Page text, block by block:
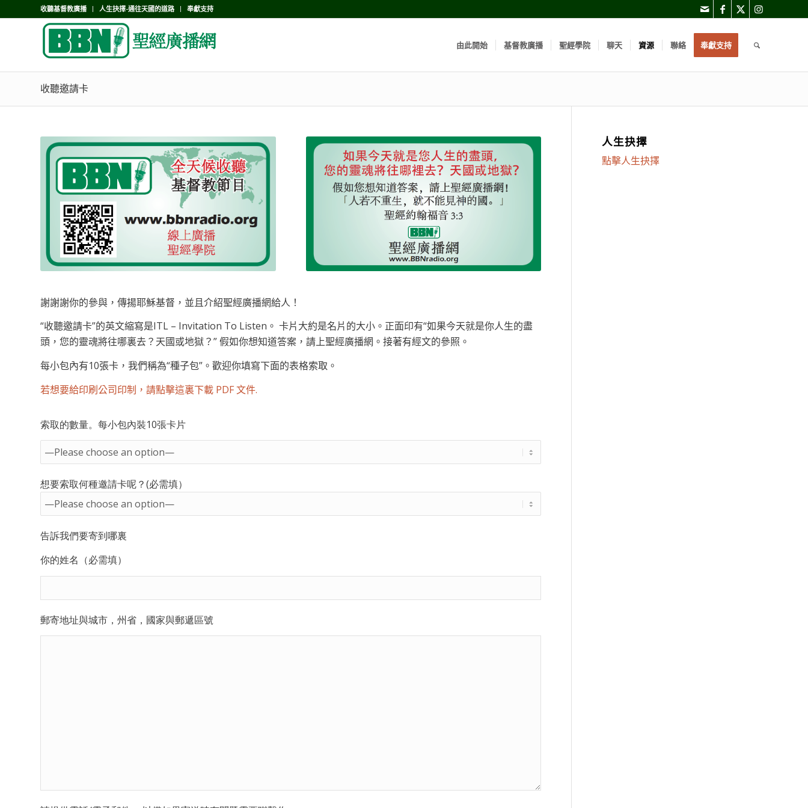
收聽基督教廣播 人生抉擇-通往天國的道路 奉獻支持
由此開始 基督教廣播 聖經學院 聊天 資源 聯絡 奉獻支持
收聽邀請卡
謝謝謝你的參與，傳揚耶穌基督，並且介紹聖經廣播網給人！
“收聽邀請卡”的英文縮寫是ITL – Invitation To Listen。 卡片大約是名片的大小。正面印有“如果今天就是你人生的盡
頭，您的靈魂將往哪裏去？天國或地獄？” 假如你想知道答案，請上聖經廣播網。接著有經文的參照。
每小包內有10張卡，我們稱為“種子包”。歡迎你填寫下面的表格索取。
若想要給印刷公司印制，請點擊這裏下載 PDF 文件.
索取的數量。每小包內裝10張卡片
想要索取何種邀請卡呢？(必需填）
告訴我們要寄到哪裏
你的姓名（必需填）
郵寄地址與城市，州省，國家與郵遞區號
人生抉擇
點擊人生抉擇